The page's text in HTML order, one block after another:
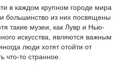
в каждом крупном городе мира
большинство из них посвящены
такие музеи, как Лувр и Нью-
искусства, являются важным
люди хотят отойти от
что-то странное.